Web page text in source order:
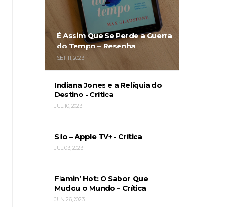
É Assim Que Se Perde a Guerra
do Tempo – Resenha
SET 11, 2023
Indiana Jones e a Relíquia do
Destino - Crítica
JUL 10, 2023
Silo – Apple TV+ - Crítica
JUL 03, 2023
Flamin’ Hot: O Sabor Que
Mudou o Mundo – Crítica
JUN 26, 2023